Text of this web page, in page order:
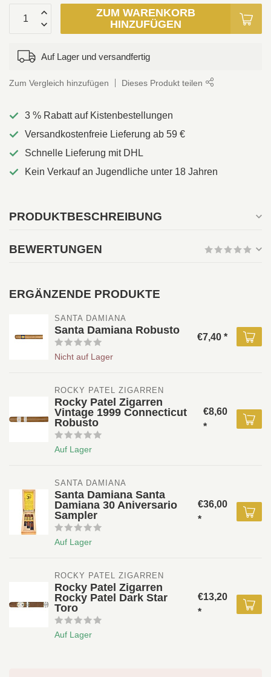
ZUM WARENKORB
HINZUFÜGEN
Auf Lager und versandfertig
Zum Vergleich hinzufügen Dieses Produkt teilen
3 % Rabatt auf Kistenbestellungen
Versandkostenfreie Lieferung ab 59 €
Schnelle Lieferung mit DHL
Kein Verkauf an Jugendliche unter 18 Jahren
PRODUKTBESCHREIBUNG
BEWERTUNGEN
ERGÄNZENDE PRODUKTE
SANTA DAMIANA
Santa Damiana Robusto
Nicht auf Lager
€7,40 *
ROCKY PATEL ZIGARREN
Rocky Patel Zigarren
Vintage 1999 Connecticut
Robusto
Auf Lager
€8,60
*
SANTA DAMIANA
Santa Damiana Santa
Damiana 30 Aniversario
Sampler
Auf Lager
€36,00
*
ROCKY PATEL ZIGARREN
Rocky Patel Zigarren
Rocky Patel Dark Star
Toro
Auf Lager
€13,20
*